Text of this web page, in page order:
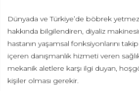
Dünyada ve Türkiye’de böbrek
hakkında bilgilendiren, diyaliz
hastanın yaşamsal fonksiyonlarını
içeren danışmanlık hizmeti veren
mekanik aletlere karşı ilgi duyan,
kişiler olması gerekir.